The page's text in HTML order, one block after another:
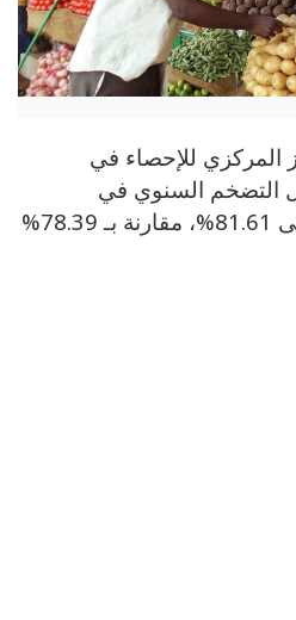
للإحصاء في
التضخم السنوي في
أغسطس 2025 ليصل إلى 81.61%، مقارنة بـ 78.39%